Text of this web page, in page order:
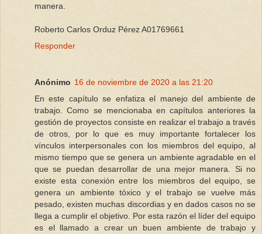
manera.
Roberto Carlos Orduz Pérez A01769661
Responder
Anónimo 16 de noviembre de 2020 a las 21:20
En este capítulo se enfatiza el manejo del ambiente de
trabajo. Como se mencionaba en capítulos anteriores la
gestión de proyectos consiste en realizar el trabajo a través
de otros, por lo que es muy importante fortalecer los
vínculos interpersonales con los miembros del equipo, al
mismo tiempo que se genera un ambiente agradable en el
que se puedan desarrollar de una mejor manera. Si no
existe esta conexión entre los miembros del equipo, se
genera un ambiente tóxico y el trabajo se vuelve más
pesado, existen muchas discordias y en dados casos no se
llega a cumplir el objetivo. Por esta razón el líder del equipo
es el llamado a crear un buen ambiente de trabajo y